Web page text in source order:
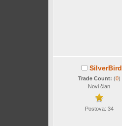
SilverBird
Trade Count: (0)
Novi član
Postova: 34